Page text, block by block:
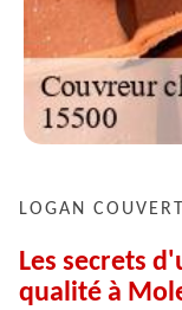
LOGAN
Les secrets
qualité à